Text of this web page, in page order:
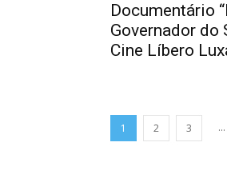
Documentário
Governador do
Cine Líbero
1 2 3 ...